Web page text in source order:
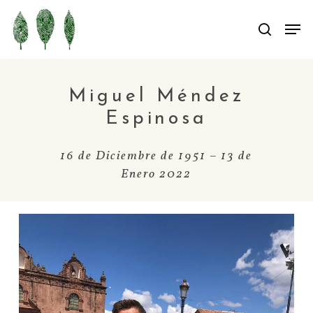
Skip
to
Miguel Méndez
Espinosa
16 de Diciembre de 1951 – 13 de
Enero 2022